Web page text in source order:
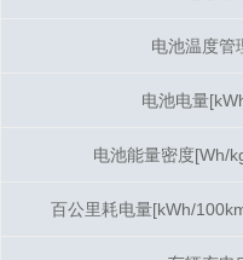
电池温度管
电池电量
电池能量密度[Wh/
百公里耗电量[kWh/
电池温度管
电池电量
电池能量密度[Wh/
百公里耗电量[kWh/